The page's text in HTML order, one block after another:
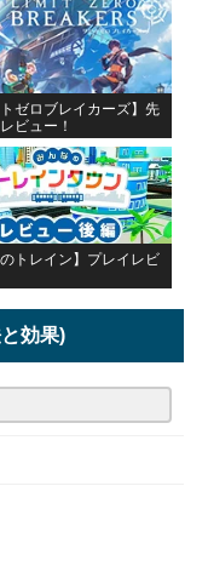
トゼロブレイカーズ】先
ビュー！
のトレイン】プレイレビ
効果)